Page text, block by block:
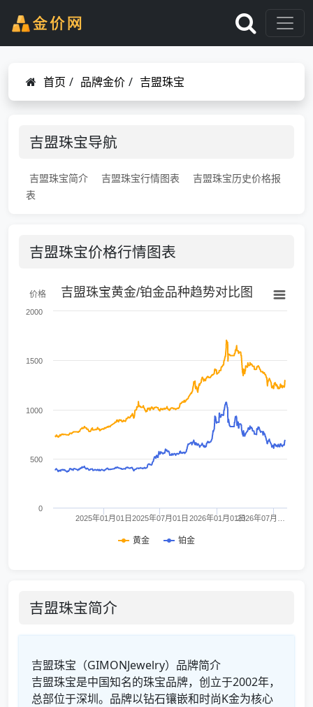
首页 / 品牌金价 / 吉盟珠宝
吉盟珠宝导航
吉盟珠宝简介 吉盟珠宝行情图表
吉盟珠宝历史价格报
表
吉盟珠宝价格行情图表
价格 吉盟珠宝黄金/铂金品种趋势对比图
黄金 铂金
2025年01月01日2025年07月01日 2026年01月01日2026年07月…
0
500
1000
1500
2000
吉盟珠宝简介
吉盟珠宝（GIMONJewelry）品牌简介
吉盟珠宝是中国知名的珠宝品牌，创立于2002年，
总部位于深圳。品牌以钻石镶嵌和时尚K金为核心